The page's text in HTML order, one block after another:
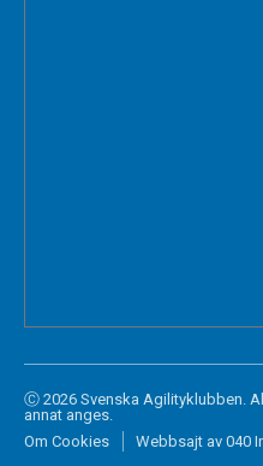
Ⓒ 2026 Svenska Agilityklubben.
annat anges.
Om Cookies
Webbsajt av 040